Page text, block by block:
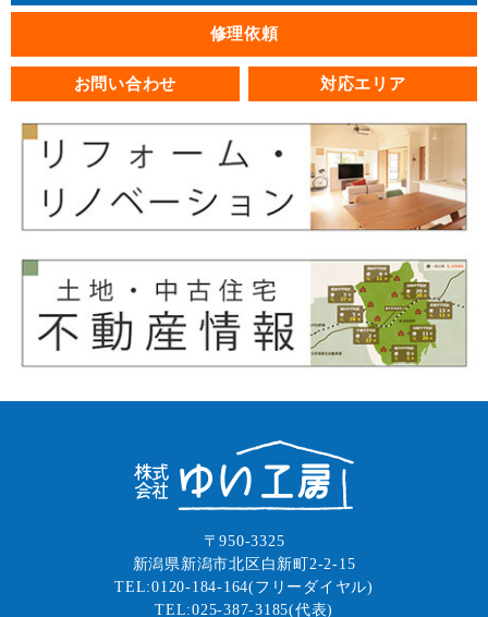
修理依頼
お問い合わせ 対応エリア
〒950-3325
新潟県新潟市北区白新町2-2-15
TEL:0120-184-164(フリーダイヤル)
TEL:025-387-3185(代表)